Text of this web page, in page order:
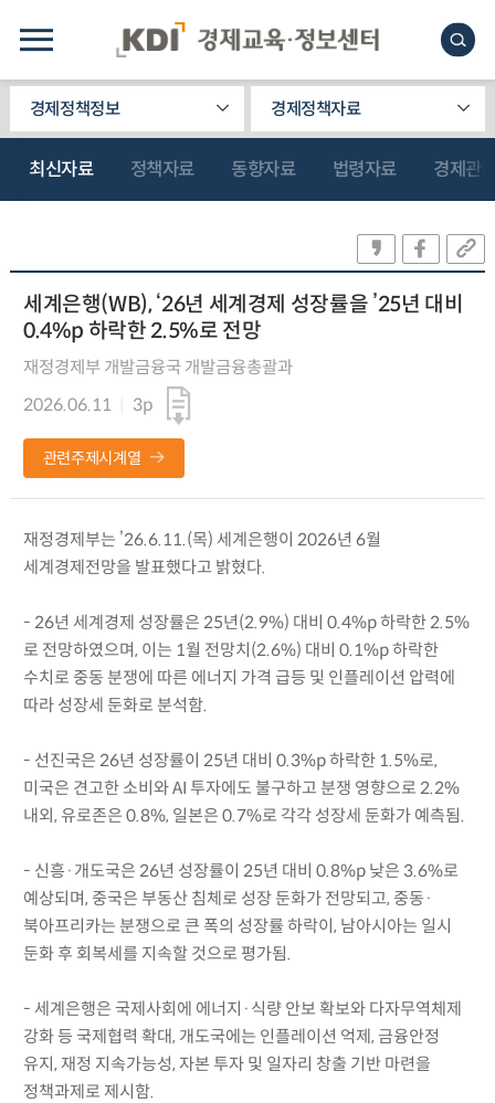
경제정책정보 경제정책자료
최신자료 정책자료 동향자료 법령자료 경제관
세계은행(WB), ‘26년 세계경제 성장률을 ’25년 대비
0.4%p 하락한 2.5%로 전망
재정경제부 개발금융국 개발금융총괄과
2026.06.11
3p
관련주제시계열
재정경제부는 ’26.6.11.(목) 세계은행이 2026년 6월
세계경제전망을 발표했다고 밝혔다.
- 26년 세계경제 성장률은 25년(2.9%) 대비 0.4%p 하락한 2.5%
로 전망하였으며, 이는 1월 전망치(2.6%) 대비 0.1%p 하락한
수치로 중동 분쟁에 따른 에너지 가격 급등 및 인플레이션 압력에
따라 성장세 둔화로 분석함.
- 선진국은 26년 성장률이 25년 대비 0.3%p 하락한 1.5%로,
미국은 견고한 소비와 AI 투자에도 불구하고 분쟁 영향으로 2.2%
내외, 유로존은 0.8%, 일본은 0.7%로 각각 성장세 둔화가 예측됨.
- 신흥·개도국은 26년 성장률이 25년 대비 0.8%p 낮은 3.6%로
예상되며, 중국은 부동산 침체로 성장 둔화가 전망되고, 중동·
북아프리카는 분쟁으로 큰 폭의 성장률 하락이, 남아시아는 일시
둔화 후 회복세를 지속할 것으로 평가됨.
- 세계은행은 국제사회에 에너지·식량 안보 확보와 다자무역체제
강화 등 국제협력 확대, 개도국에는 인플레이션 억제, 금융안정
유지, 재정 지속가능성, 자본 투자 및 일자리 창출 기반 마련을
정책과제로 제시함.